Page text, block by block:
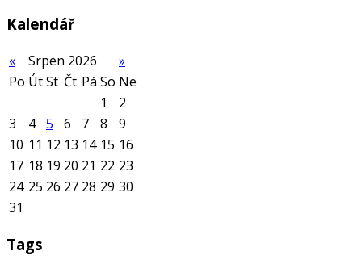
Kalendář
« Srpen 2026
»
Po ÚtSt Čt Pá So Ne
1
2
3
4 5 6 7 8
9
10 11 12 13 14 15 16
17 18 19 20 21 22 23
24 25 26 27 28 29 30
31
Tags